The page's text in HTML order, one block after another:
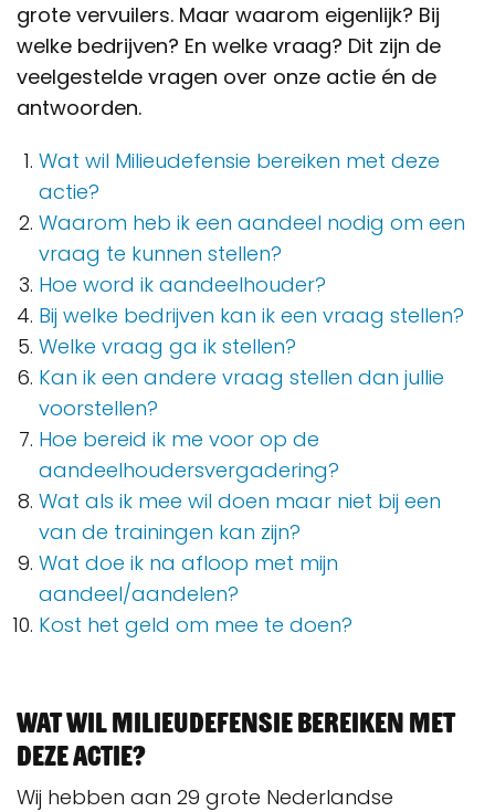
grote vervuilers. Maar waarom eigenlijk? Bij
welke bedrijven? En welke vraag? Dit zijn de
veelgestelde vragen over onze actie én de
antwoorden.
Wat wil Milieudefensie bereiken met deze
actie?
Waarom heb ik een aandeel nodig om een
vraag te kunnen stellen?
Hoe word ik aandeelhouder?
Bij welke bedrijven kan ik een vraag stellen?
Welke vraag ga ik stellen?
Kan ik een andere vraag stellen dan jullie
voorstellen?
Hoe bereid ik me voor op de
aandeelhoudersvergadering?
Wat als ik mee wil doen maar niet bij een
van de trainingen kan zijn?
Wat doe ik na afloop met mijn
aandeel/aandelen?
Kost het geld om mee te doen?
Wat wil Milieudefensie bereiken met
deze actie?
Wij hebben aan 29 grote Nederlandse